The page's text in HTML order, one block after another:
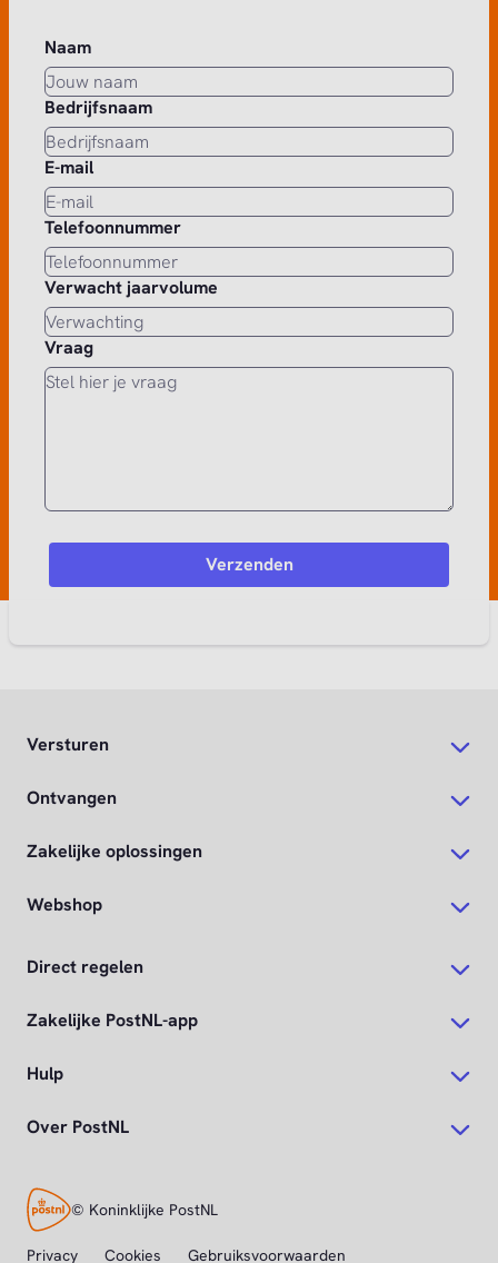
Naam
Bedrijfsnaam
E-mail
Telefoonnummer
Verwacht jaarvolume
Vraag
Versturen
Ontvangen
Zakelijke oplossingen
Webshop
Direct regelen
Zakelijke PostNL-app
Hulp
Over PostNL
© Koninklijke PostNL
Privacy Cookies Gebruiksvoorwaarden